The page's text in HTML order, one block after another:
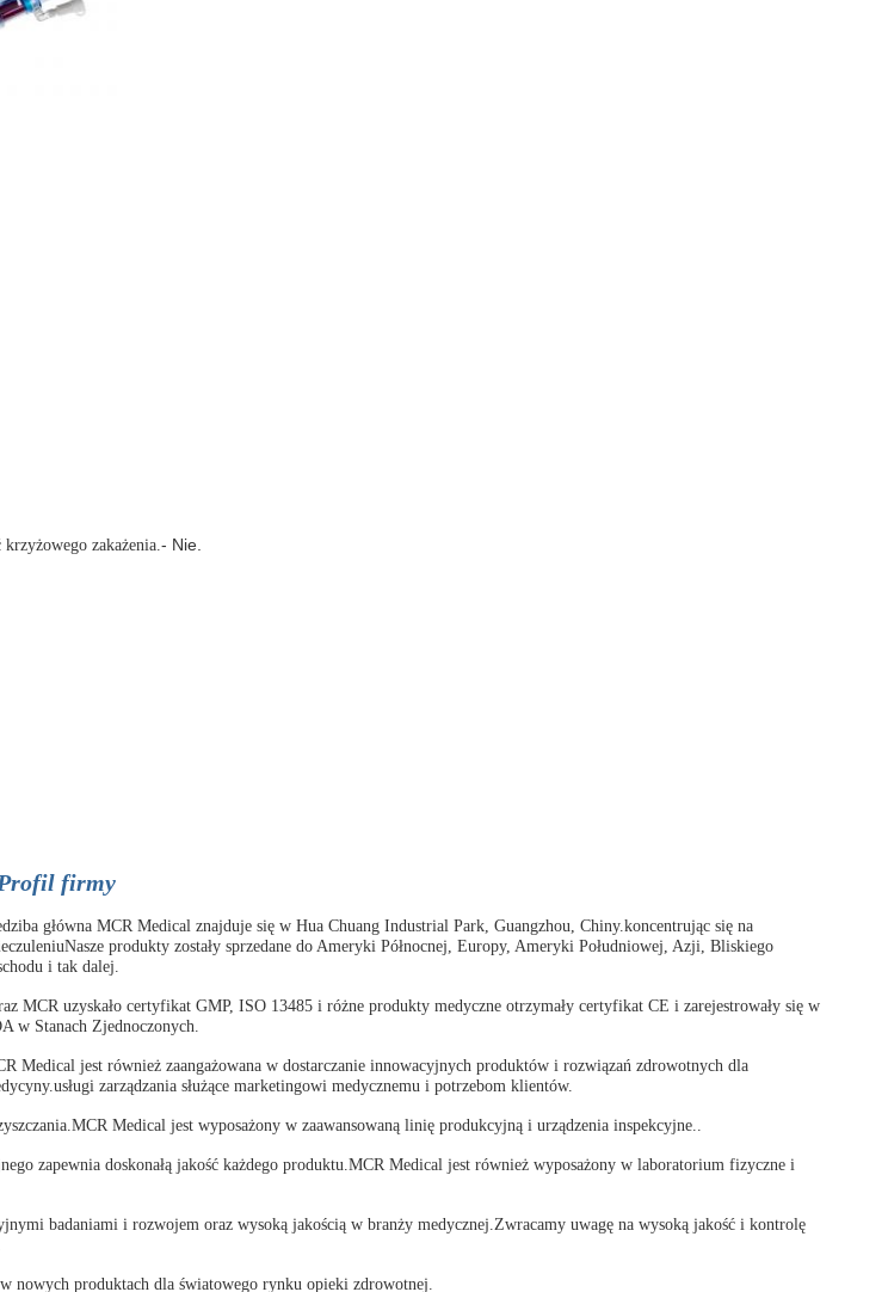
zakażenia. - Nie.
firmy
główna MCR Medical znajduje się w Hua Chuang Industrial Park, Guangzhou, Chiny.koncentrując się na
produkty zostały sprzedane do Ameryki Północnej, Europy, Ameryki Południowej, Azji, Bliskiego
i tak dalej.
MCR uzyskało certyfikat GMP, ISO 13485 i różne produkty medyczne otrzymały certyfikat CE i zarejestrowały się w
w Stanach Zjednoczonych.
Medical jest również zaangażowana w dostarczanie innowacyjnych produktów i rozwiązań zdrowotnych dla
zarządzania służące marketingowi medycznemu i potrzebom klientów.
Medical jest wyposażony w zaawansowaną linię produkcyjną i urządzenia inspekcyjne..
zapewnia doskonałą jakość każdego produktu.MCR Medical jest również wyposażony w laboratorium fizyczne i
badaniami i rozwojem oraz wysoką jakością w branży medycznej.Zwracamy uwagę na wysoką jakość i kontrolę
nowych produktach dla światowego rynku opieki zdrowotnej.